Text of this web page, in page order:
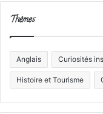
Thèmes
Anglais Curiosités
Histoire et Tourisme